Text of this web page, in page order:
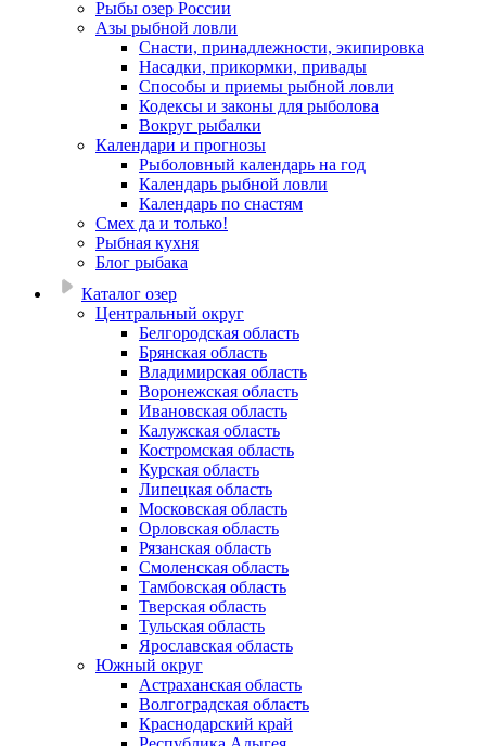
Рыбы озер России
Азы рыбной ловли
Снасти, принадлежности, экипировка
Насадки, прикормки, привады
Способы и приемы рыбной ловли
Кодексы и законы для рыболова
Вокруг рыбалки
Календари и прогнозы
Рыболовный календарь на год
Календарь рыбной ловли
Календарь по снастям
Смех да и только!
Рыбная кухня
Блог рыбака
Каталог озер
Центральный округ
Белгородская область
Брянская область
Владимирская область
Воронежская область
Ивановская область
Калужская область
Костромская область
Курская область
Липецкая область
Московская область
Орловская область
Рязанская область
Смоленская область
Тамбовская область
Тверская область
Тульская область
Ярославская область
Южный округ
Астраханская область
Волгоградская область
Краснодарский край